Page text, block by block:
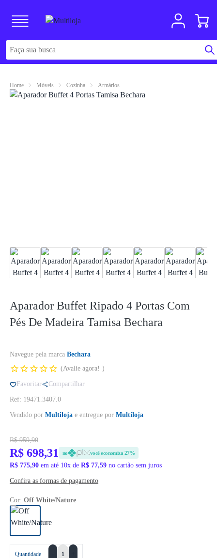
Home Móveis Cozinha Armários
Aparador Buffet Ripado 4 Portas Com
Pés De Madeira Tamisa Bechara
Navegue pela marca Bechara
Avalie agora!
Favoritar Compartilhar
Ref: 19471.3407.0
Vendido por Multiloja e entregue por Multiloja
R$ 959,90
R$ 698,31 no você economiza 27%
R$ 775,90 em até 10x de R$ 77,59 no cartão sem juros
Confira as formas de pagamento
Cor: Off White/Nature
Quantidade